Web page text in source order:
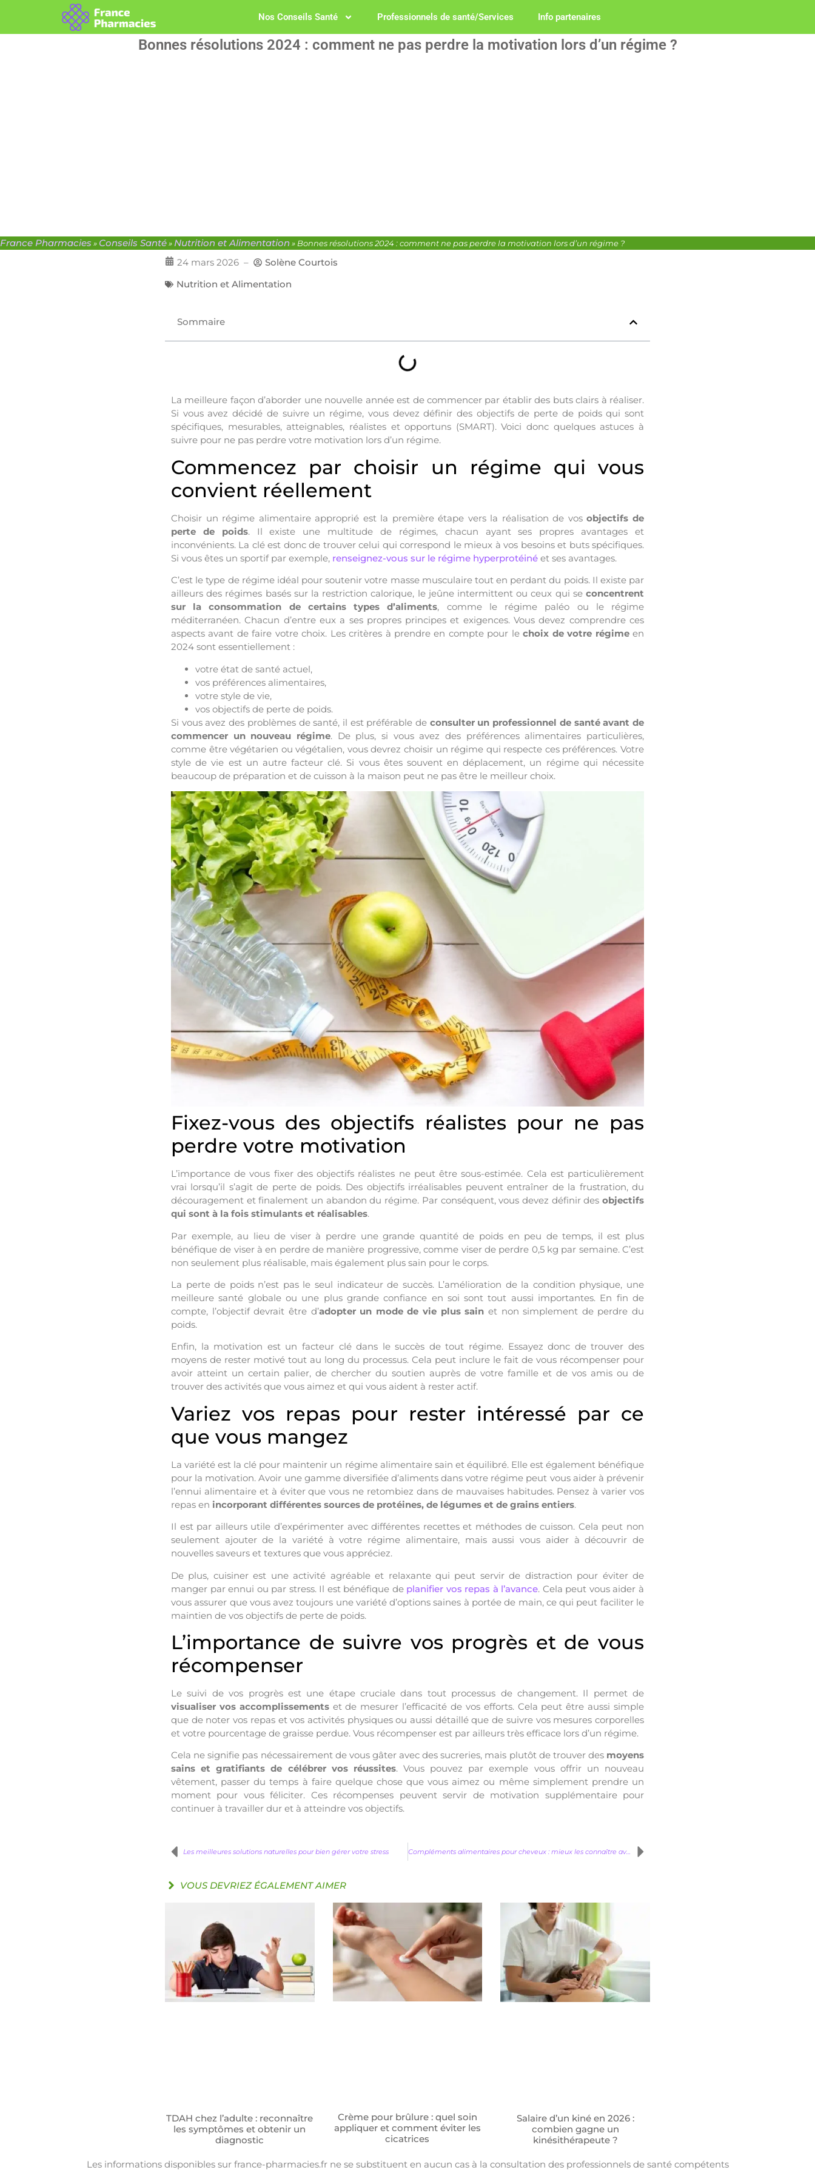
Nos Conseils Santé Professionnels de santé/Services Info partenaires
Bonnes résolutions 2024 : comment ne pas perdre la motivation lors d’un régime ?
France Pharmacies » Conseils Santé»Nutrition et Alimentation » Bonnes résolutions 2024 : comment ne pas perdre la motivation lors d’un régime ?
24 mars 2026 –
Solène Courtois
Nutrition et Alimentation
Sommaire
La meilleure façon d’aborder une nouvelle année est de commencer par établir des buts clairs à réaliser.
Si vous avez décidé de suivre un régime, vous devez définir des objectifs de perte de poids qui sont
spécifiques, mesurables, atteignables, réalistes et opportuns (SMART). Voici donc quelques astuces à
suivre pour ne pas perdre votre motivation lors d’un régime.
Commencez par choisir un régime qui vous
convient réellement
Choisir un régime alimentaire approprié est la première étape vers la réalisation de vosobjectifs de
perte de poids. Il existe une multitude de régimes, chacun ayant ses propres avantages et
inconvénients. La clé est donc de trouver celui qui correspond le mieux à vos besoins et buts spécifiques.
Si vous êtes un sportif par exemple, renseignez-vous sur le régime hyperprotéiné et ses avantages.
C’est le type de régime idéal pour soutenir votre masse musculaire tout en perdant du poids. Il existe par
ailleurs des régimes basés sur la restriction calorique, le jeûne intermittent ou ceux qui se concentrent
sur la consommation de certains types d’aliments, comme le régime paléo ou le régime
méditerranéen. Chacun d’entre eux a ses propres principes et exigences. Vous devez comprendre ces
aspects avant de faire votre choix. Les critères à prendre en compte pour lechoix de votre régimeen
2024 sont essentiellement :
votre état de santé actuel,
vos préférences alimentaires,
votre style de vie,
vos objectifs de perte de poids.
Si vous avez des problèmes de santé, il est préférable de consulter un professionnel de santé avant de
commencer un nouveau régime. De plus, si vous avez des préférences alimentaires particulières,
comme être végétarien ou végétalien, vous devrez choisir un régime qui respecte ces préférences. Votre
style de vie est un autre facteur clé. Si vous êtes souvent en déplacement, un régime qui nécessite
beaucoup de préparation et de cuisson à la maison peut ne pas être le meilleur choix.
Fixez-vous des objectifs réalistes pour ne pas
perdre votre motivation
L’importance de vous fixer des objectifs réalistes ne peut être sous-estimée. Cela est particulièrement
vrai lorsqu’il s’agit de perte de poids. Des objectifs irréalisables peuvent entraîner de la frustration, du
découragement et finalement un abandon du régime. Par conséquent, vous devez définir des objectifs
qui sont à la fois stimulants et réalisables.
Par exemple, au lieu de viser à perdre une grande quantité de poids en peu de temps, il est plus
bénéfique de viser à en perdre de manière progressive, comme viser de perdre 0,5 kg par semaine. C’est
non seulement plus réalisable, mais également plus sain pour le corps.
La perte de poids n’est pas le seul indicateur de succès. L’amélioration de la condition physique, une
meilleure santé globale ou une plus grande confiance en soi sont tout aussi importantes. En fin de
compte, l’objectif devrait être d’adopter un mode de vie plus sain et non simplement de perdre du
poids.
Enfin, la motivation est un facteur clé dans le succès de tout régime. Essayez donc de trouver des
moyens de rester motivé tout au long du processus. Cela peut inclure le fait de vous récompenser pour
avoir atteint un certain palier, de chercher du soutien auprès de votre famille et de vos amis ou de
trouver des activités que vous aimez et qui vous aident à rester actif.
Variez vos repas pour rester intéressé par ce
que vous mangez
La variété est la clé pour maintenir un régime alimentaire sain et équilibré. Elle est également bénéfique
pour la motivation. Avoir une gamme diversifiée d’aliments dans votre régime peut vous aider à prévenir
l’ennui alimentaire et à éviter que vous ne retombiez dans de mauvaises habitudes. Pensez à varier vos
repas en incorporant différentes sources de protéines, de légumes et de grains entiers.
Il est par ailleurs utile d’expérimenter avec différentes recettes et méthodes de cuisson. Cela peut non
seulement ajouter de la variété à votre régime alimentaire, mais aussi vous aider à découvrir de
nouvelles saveurs et textures que vous appréciez.
De plus, cuisiner est une activité agréable et relaxante qui peut servir de distraction pour éviter de
manger par ennui ou par stress. Il est bénéfique de planifier vos repas à l’avance. Cela peut vous aider à
vous assurer que vous avez toujours une variété d’options saines à portée de main, ce qui peut faciliter le
maintien de vos objectifs de perte de poids.
L’importance de suivre vos progrès et de vous
récompenser
Le suivi de vos progrès est une étape cruciale dans tout processus de changement. Il permet de
visualiser vos accomplissementset de mesurer l’efficacité de vos efforts. Cela peut être aussi simple
que de noter vos repas et vos activités physiques ou aussi détaillé que de suivre vos mesures corporelles
et votre pourcentage de graisse perdue. Vous récompenser est par ailleurs très efficace lors d’un régime.
Cela ne signifie pas nécessairement de vous gâter avec des sucreries, mais plutôt de trouver des moyens
sains et gratifiants de célébrer vos réussites. Vous pouvez par exemple vous offrir un nouveau
vêtement, passer du temps à faire quelque chose que vous aimez ou même simplement prendre un
moment pour vous féliciter. Ces récompenses peuvent servir de motivation supplémentaire pour
continuer à travailler dur et à atteindre vos objectifs.
Les meilleures solutions naturelles pour bien gérer votre stress Compléments alimentaires pour cheveux : mieux les connaître avant d’acheter
VOUS DEVRIEZ ÉGALEMENT AIMER
TDAH chez l’adulte : reconnaître
les symptômes et obtenir un
diagnostic
Crème pour brûlure : quel soin
appliquer et comment éviter les
cicatrices
Salaire d’un kiné en 2026 :
combien gagne un
kinésithérapeute ?
Les informations disponibles sur france-pharmacies.fr ne se substituent en aucun cas à la consultation des professionnels de santé compétents